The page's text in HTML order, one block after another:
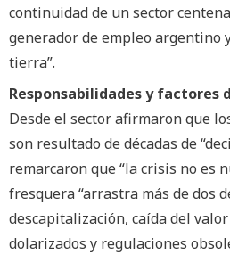
continuidad de un sector
generador de empleo argentino
tierra”.
Responsabilidades y factores
Desde el sector afirmaron que
son resultado de décadas de
remarcaron que “la crisis no es
fresquera “arrastra más de dos
descapitalización, caída del
dolarizados y regulaciones